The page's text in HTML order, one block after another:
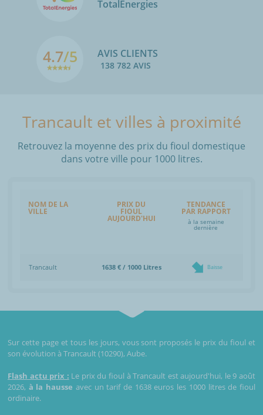
TotalEnergies
4.7/5 AVIS CLIENTS
138 782 AVIS
Trancault et villes à proximité
Retrouvez la moyenne des prix du fioul domestique
dans votre ville pour 1000 litres.
NOM DE LA
VILLE
PRIX DU
FIOUL
AUJOURD'HUI
TENDANCE
PAR RAPPORT
à la semaine
dernière
Trancault 1638 € / 1000 Litres Baisse
Sur cette page et tous les jours, vous sont proposés le prix du fioul et
son évolution à Trancault (10290), Aube.
Flash actu prix : Le prix du fioul à Trancault est aujourd'hui, le 9 août
2026, à la hausse avec un tarif de 1638 euros les 1000 litres de fioul
ordinaire.